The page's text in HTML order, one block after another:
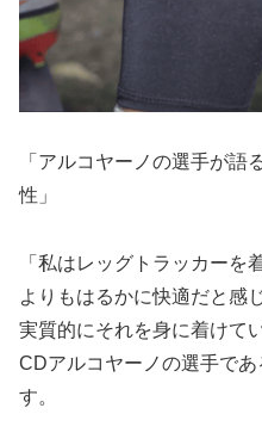
「アルコヤーノの選手が語
性」
「私はレッグトラッカーを
よりもはるかに快適だと感
実質的にそれを身に着けて
CDアルコヤーノの選手で
す。